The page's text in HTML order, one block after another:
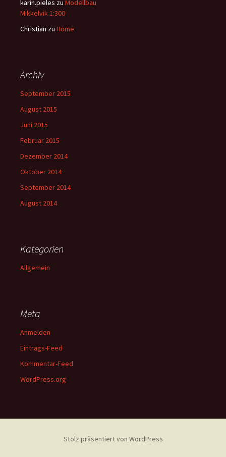
karin.pieles zu Modellbau
Mikkelvik 1:300
Christian zu Home
Archiv
September 2015
August 2015
Juni 2015
Februar 2015
Dezember 2014
Oktober 2014
September 2014
August 2014
Kategorien
Allgemein
Meta
Anmelden
Eintrags-Feed
Kommentar-Feed
WordPress.org
Stolz präsentiert von WordPress